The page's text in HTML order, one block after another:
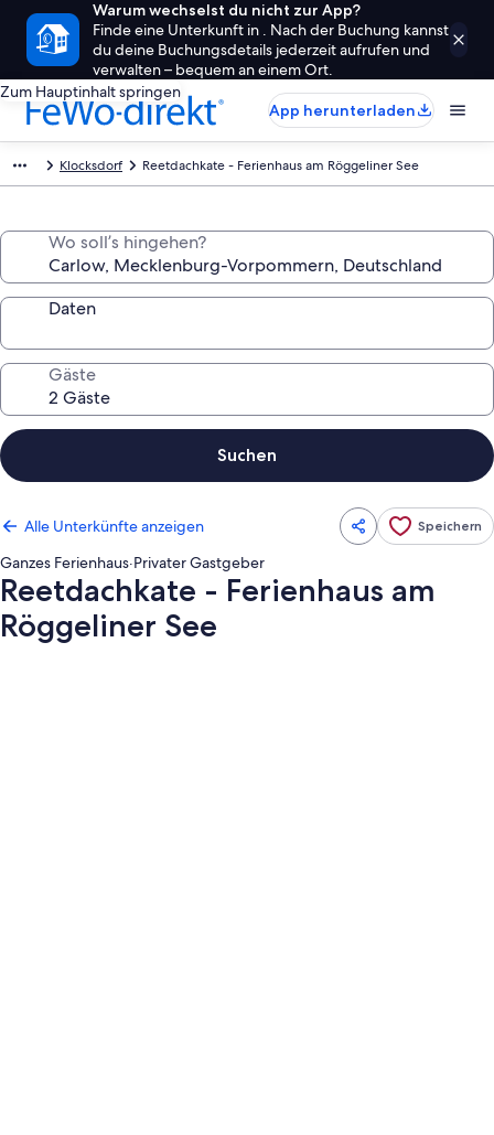
Warum wechselst du nicht zur App?
Finde eine Unterkunft in . Nach der Buchung kannst
du deine Buchungsdetails jederzeit aufrufen und
verwalten – bequem an einem Ort.
Zum Hauptinhalt springen
App herunterladen
Klocksdorf Reetdachkate - Ferienhaus am Röggeliner See
Wo soll’s hingehen?
Daten
Gäste
Suchen
Alle Unterkünfte anzeigen Speichern
Ganzes Ferienhaus·Privater Gastgeber
Reetdachkate - Ferienhaus am
Röggeliner See